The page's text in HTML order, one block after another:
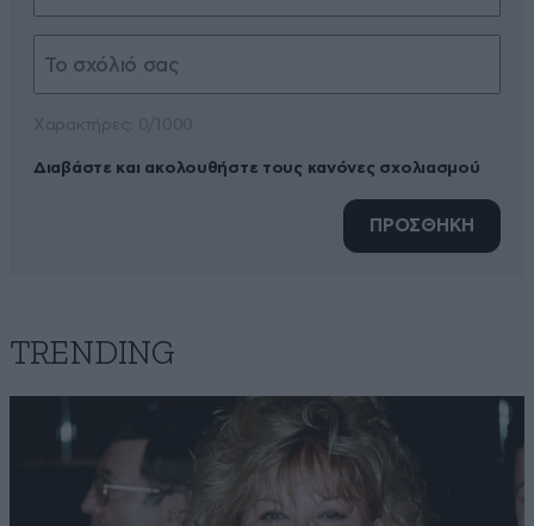
Διαβάστε και ακολουθήστε τους κανόνες σχολιασμού
ΠΡΟΣΘΗΚΗ
TRENDING